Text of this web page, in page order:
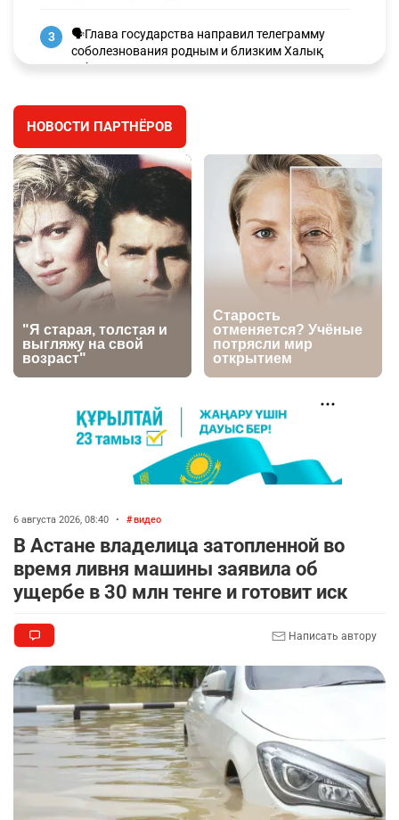
3
🗣Глава государства направил телеграмму
соболезнования родным и близким Халық
қаһарманы Ивана Гапича
🇫🇷 Клуб ПСЖ объявил об открытии своей
футбольной академии в Астане
2636 2 39
5
🇺🇸🇯🇵 США и Япония провели совместную
интервенцию для спасения иены
2693 1 16
2722 6
Казахстане продолжают расти цены на
баранину и конину
2435 5 17
9
🏠 Оправданному пастуху из Актобе подарили
квартиру
10
кинорежиссёр Ардак Амиркулов
2310 0 50
НОВОСТИ ПАРТНЁРОВ
6 августа 2026, 08:40 • видео
В Астане владелица затопленной во
время ливня машины заявила об
ущербе в 30 млн тенге и готовит иск
Написать автору